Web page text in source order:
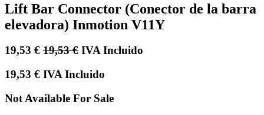
Lift Bar Connector (Conector de la barra
elevadora) Inmotion V11Y
19,53 € 19,53€ IVA Incluido
19,53 € IVA Incluido
Not Available For Sale